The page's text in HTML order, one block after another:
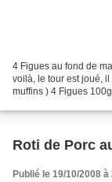
4 Figues au fond de
voilà, le tour est joué,
muffins ) 4 Figues
Roti de Porc
Publié le 19/10/2008 à